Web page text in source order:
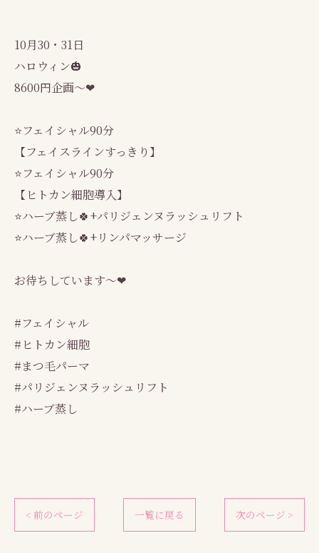
10月30・31日
ハロウィン🎃
8600円企画～❤
⭐フェイシャル90分
【フェイスラインすっきり】
⭐フェイシャル90分
【ヒトカン細胞導入】
⭐ハーブ蒸し🍀+パリジェンヌラッシュリフト
⭐ハーブ蒸し🍀+リンパマッサージ
お待ちしています～❤
#フェイシャル
#ヒトカン細胞
#まつ毛パーマ
#パリジェンヌラッシュリフト
#ハーブ蒸し
< 前のページ 一覧に戻る 次のページ >